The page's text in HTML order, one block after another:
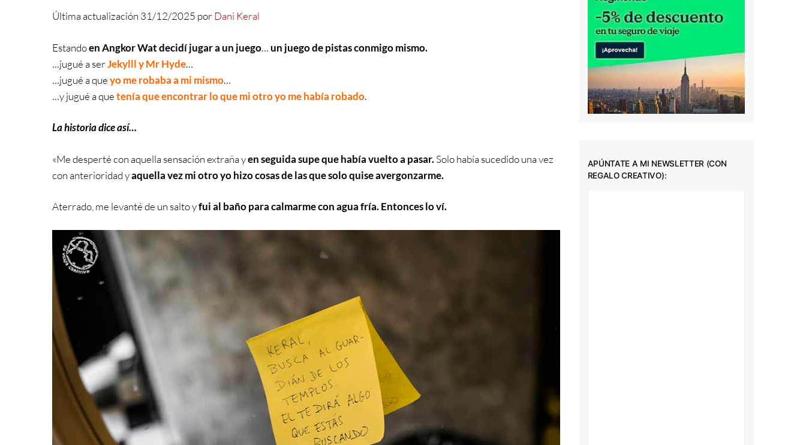
Última actualización 31/12/2025 porDani Keral
Estandoen Angkor Wat decidí jugar a un juego… un juego de pistas conmigo mismo.
…jugué a serJekylll y Mr Hyde…
…jugué a queyo me robaba a mi mismo…
…y jugué a quetenía que encontrar lo que mi otro yo me había robado.
La historia dice así…
«Me desperté con aquella sensación extraña yen seguida supe que había vuelto a pasar.Solo había sucedido una vez
con anterioridad yaquella vez mi otro yo hizo cosas de las que solo quise avergonzarme.
Aterrado, me levanté de un salto yfui al baño para calmarme con agua fría. Entonces lo ví.
APÚNTATE A MI NEWSLETTER (CON
REGALO CREATIVO):